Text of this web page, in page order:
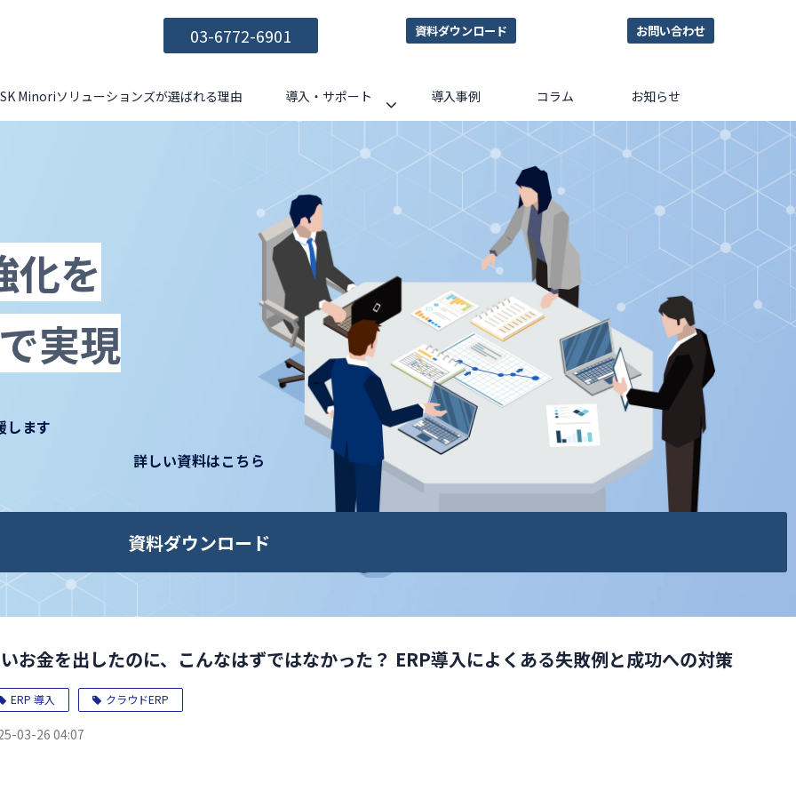
03-6772-6901 資料ダウンロード お問い合わせ
Minoriソリューションズが選ばれる理由 導入・サポート 導入事例 コラム お知らせ
化を
実現
します
詳しい資料はこちら
資料ダウンロード
お金を出したのに、こんなはずではなかった？ ERP導入によくある失敗例と成功への対策
ERP 導入 クラウドERP
03-26 04:07